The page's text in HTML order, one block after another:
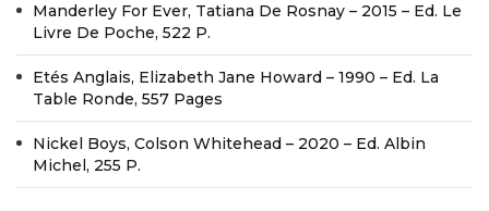
Manderley For Ever, Tatiana De Rosnay – 2015 – Ed. Le
Livre De Poche, 522 P.
Etés Anglais, Elizabeth Jane Howard – 1990 – Ed. La
Table Ronde, 557 Pages
Nickel Boys, Colson Whitehead – 2020 – Ed. Albin
Michel, 255 P.